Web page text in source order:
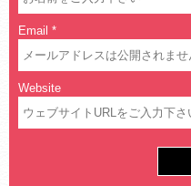
Email *
Website